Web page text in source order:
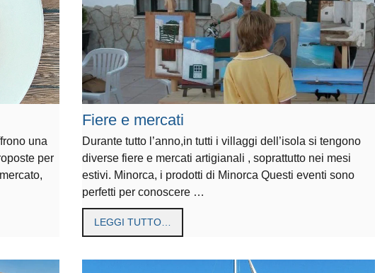
una
per
Fiere e mercati
Durante tutto l’anno,in tutti i villaggi dell’isola si tengono
diverse fiere e mercati artigianali , soprattutto nei mesi
estivi. Minorca, i prodotti di Minorca Questi eventi sono
perfetti per conoscere …
LEGGI TUTTO…